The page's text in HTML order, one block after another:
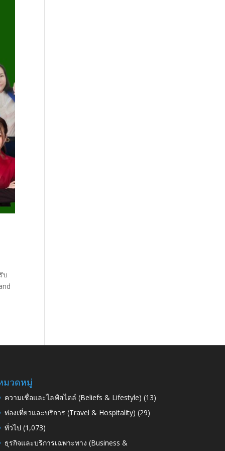
บ
มวดหมู่
ความเชื่อและไลฟ์สไตล์ (Beliefs & Lifestyle) (13)
ท่องเที่ยวและบริการ (Travel & Hospitality) (29)
ทั่วไป (1,073)
ธุรกิจและบริการเฉพาะทาง (Business &